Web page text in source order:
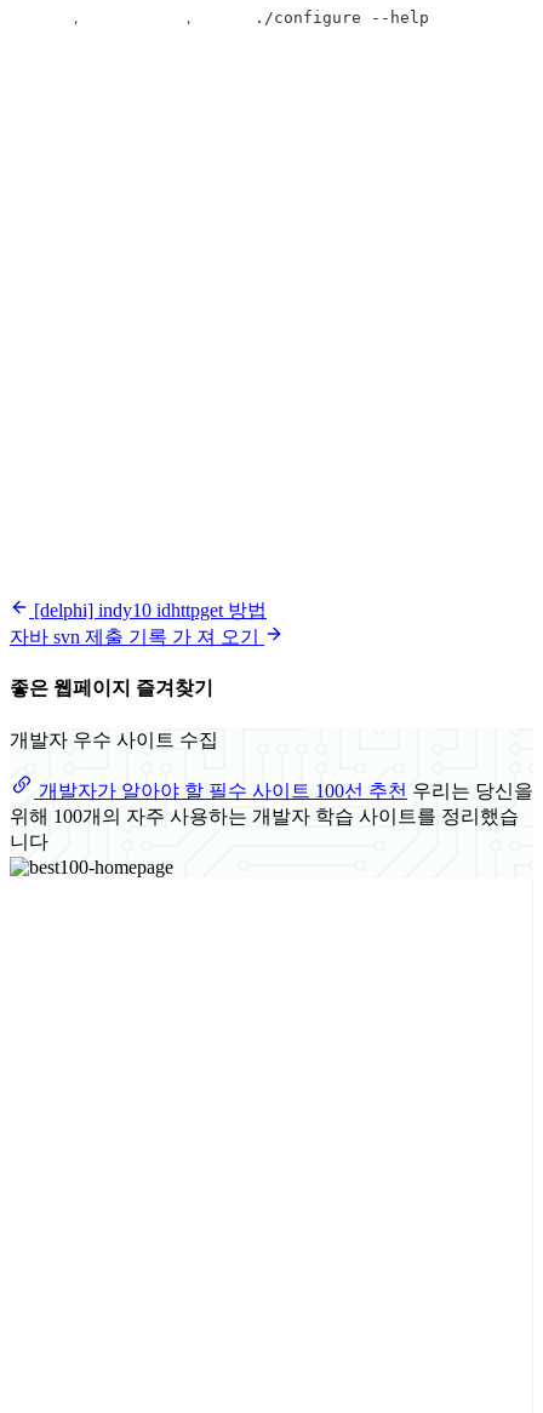
，          ，      ./configure --help
[delphi] indy10 idhttpget 방법
자바 svn 제출 기록 가 져 오기
좋은 웹페이지 즐겨찾기
개발자 우수 사이트 수집
개발자가 알아야 할 필수 사이트 100선 추천 우리는 당신을
위해 100개의 자주 사용하는 개발자 학습 사이트를 정리했습
니다